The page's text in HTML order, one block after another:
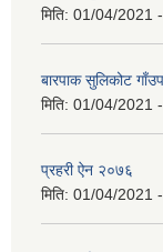
मिति: 01/04/2021
बारपाक सुलिकोट
मिति: 01/04/2021
प्रहरी ऐन २०७६
मिति: 01/04/2021